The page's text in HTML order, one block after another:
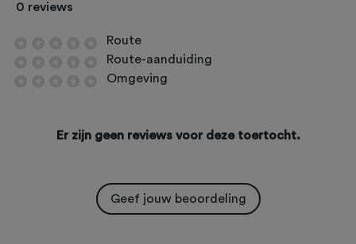
0 reviews
Route
Route-aanduiding
Omgeving
Er zijn geen reviews voor deze toertocht.
Geef jouw beoordeling